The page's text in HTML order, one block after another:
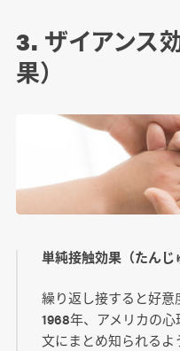
3. ザイアンス
果）
単純接触効果（たんじ
繰り返し接すると好意
1968年、アメリカの
文にまとめ知られる